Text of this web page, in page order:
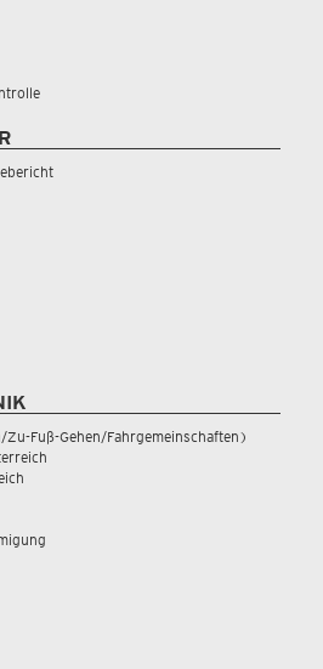
Fuß-Gehen/Fahrgemeinschaften)